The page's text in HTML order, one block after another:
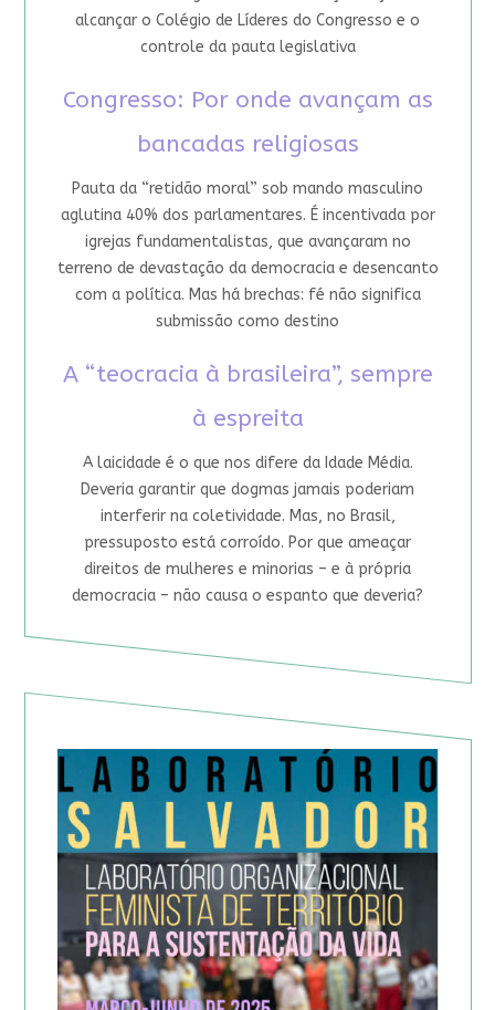
alcançar o Colégio de Líderes do Congresso e o
controle da pauta legislativa
Congresso: Por onde avançam as
bancadas religiosas
Pauta da “retidão moral” sob mando masculino
aglutina 40% dos parlamentares. É incentivada por
igrejas fundamentalistas, que avançaram no
terreno de devastação da democracia e desencanto
com a política. Mas há brechas: fé não significa
submissão como destino
A “teocracia à brasileira”, sempre
à espreita
A laicidade é o que nos difere da Idade Média.
Deveria garantir que dogmas jamais poderiam
interferir na coletividade. Mas, no Brasil,
pressuposto está corroído. Por que ameaçar
direitos de mulheres e minorias – e à própria
democracia – não causa o espanto que deveria?